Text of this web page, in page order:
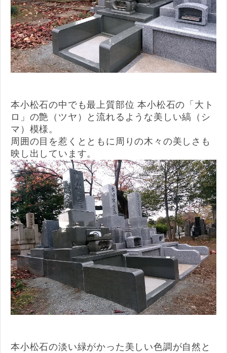
本小松石の中でも最上質部位 本小松石の「大ト
ロ」の艶（ツヤ）と流れるような美しい縞（シ
マ）模様。
周囲の目を惹くとともに周りの木々の美しさも
映し出しています。
本小松石の淡い緑がかった美しい色調が自然と